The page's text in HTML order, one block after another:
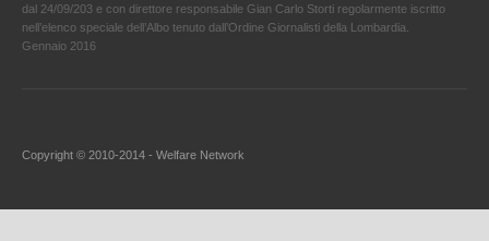
dal 24/09/203 e con direttore responsabile Gian Carlo Storti regolarmente iscritto
nell’elenco speciale dell’Albo tenuto dall’Ordine Giornalisti della Lombardia.
Gennaio 2016
Copyright © 2010-2014 - Welfare Network